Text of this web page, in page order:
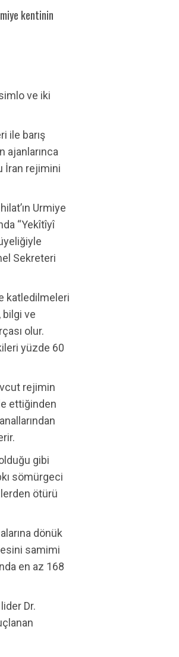
kentinin
ve iki
ile barış
ajanlarınca
İran rejimini
Urmiye
“Yekîtîyî
Sekreteri
katledilmeleri
bilgi ve
olur.
yüzde 60
rejimin
ettiğinden
gibi
sömürgeci
ötürü
dönük
samimi
en az 168
Dr.